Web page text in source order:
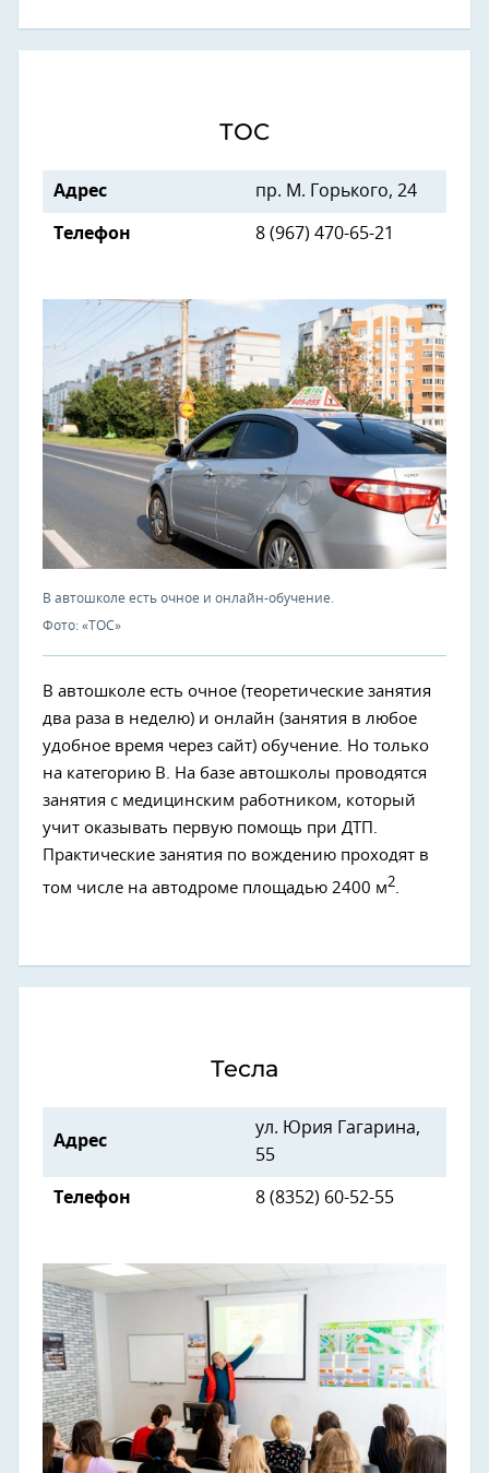
ТОС
Адрес пр. М. Горького, 24
Телефон 8 (967) 470-65-21
В автошколе есть очное и онлайн-обучение.
Фото: «ТОС»
В автошколе есть очное (теоретические занятия
два раза в неделю) и онлайн (занятия в любое
удобное время через сайт) обучение. Но только
на категорию В. На базе автошколы проводятся
занятия с медицинским работником, который
учит оказывать первую помощь при ДТП.
Практические занятия по вождению проходят в
том числе на автодроме площадью 2400 м2.
Тесла
Адрес
ул. Юрия Гагарина,
55
Телефон 8 (8352) 60-52-55